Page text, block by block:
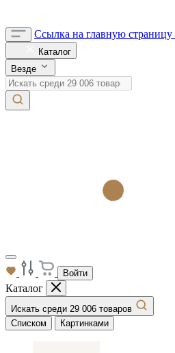
Ссылка на главную страницу
Каталог
Везде
Войти
Каталог
Искать среди 29 006 товаров
Списком
Картинками